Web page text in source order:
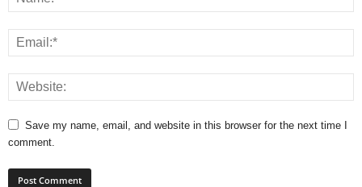
Save my name, email, and website in this browser for the next time I
comment.